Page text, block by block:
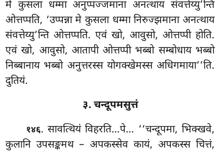
मे कुसला धम्मा अनुप्पज्जमाना अनत्थाय संवत्तेय्यु’न्ति
ओत्तप्पति, ‘उप्पन्ना मे कुसला धम्मा निरुज्झमाना अनत्थाय
संवत्तेय्यु’न्ति ओत्तप्पति. एवं खो, आवुसो, ओत्तप्पी होति.
एवं खो, आवुसो, आतापी ओत्तप्पी भब्बो सम्बोधाय भब्बो
निब्बानाय भब्बो अनुत्तरस्स योगक्खेमस्स अधिगमाया’’ति.
दुतियं.
३. चन्दूपमसुत्तं
१४६. सावत्थियंविहरति…पे… ‘‘चन्दूपमा, भिक्खवे,
कुलानि उपसङ्कमथ – अपकस्सेव कायं, अपकस्स चित्तं,